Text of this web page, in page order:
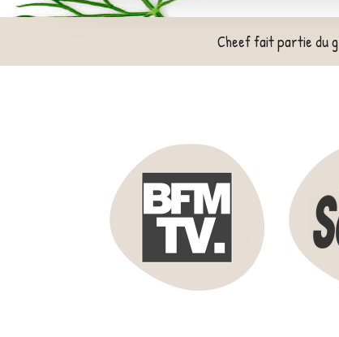
Cheef fait partie du